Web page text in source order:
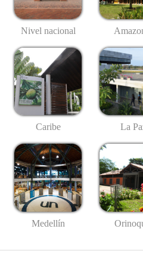
Nivel nacional
Caribe La
Medellín